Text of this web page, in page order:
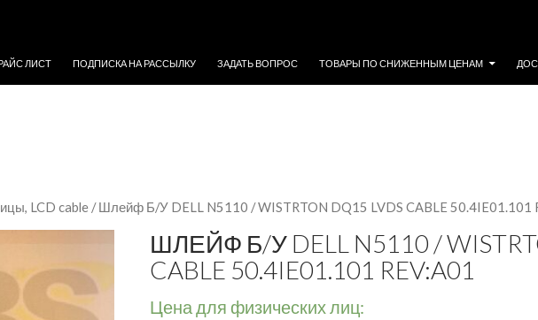
ЛИСТ ПОДПИСКА НА РАССЫЛКУ ЗАДАТЬ ВОПРОС ТОВАРЫ ПО СНИЖЕННЫМ ЦЕНАМ
LCD cable / Шлейф Б/У DELL N5110 / WISTRTON DQ15 LVDS CABLE 50.4IE01.101
ШЛЕЙФ Б/У DELL N5110 /
CABLE 50.4IE01.101 REV:A01
Цена для физических лиц: